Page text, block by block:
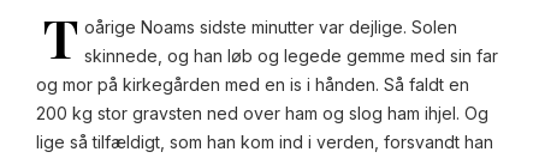
T oårige Noams sidste minutter var dejlige. Solen
skinnede, og han løb og legede gemme med sin far
og mor på kirkegården med en is i hånden. Så faldt en
200 kg stor gravsten ned over ham og slog ham ihjel. Og
lige så tilfældigt, som han kom ind i verden, forsvandt han